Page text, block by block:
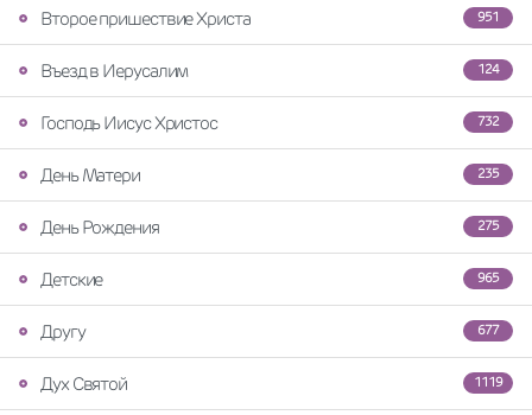
951
Второе пришествие Христа
124
Въезд в Иерусалим
732
Господь Иисус Христос
235
День Матери
275
День Рождения
965
Детские
677
Другу
1119
Дух Святой